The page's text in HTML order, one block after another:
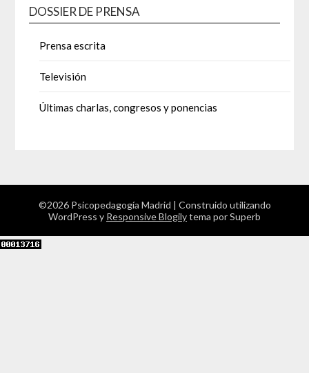
DOSSIER DE PRENSA
Prensa escrita
Televisión
Últimas charlas, congresos y ponencias
©2026 Psicopedagogía Madrid | Construido utilizando
WordPress y Responsive Blogilytema por Superb